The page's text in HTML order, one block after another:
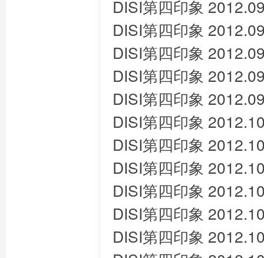
DISI第四印象
DISI第四印象
DISI第四印象
DISI第四印象
DISI第四印象
DISI第四印象
DISI第四印象
DISI第四印象
DISI第四印象
DISI第四印象
DISI第四印象